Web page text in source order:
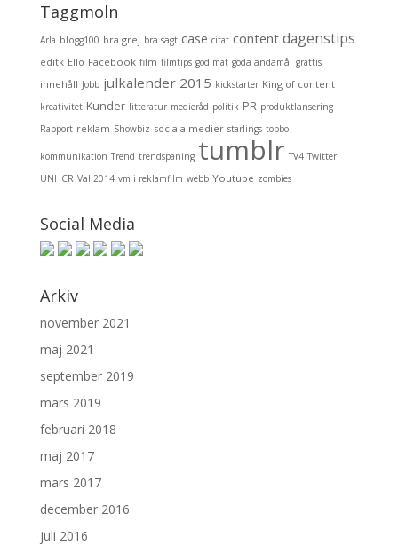
Taggmoln
Arla blogg100 bra grej bra sagt case citat content dagenstips
editk Ello Facebook film filmtips god mat goda ändamål grattis
innehåll Jobb julkalender 2015 kickstarter King of content
kreativitet Kunder litteratur medieråd politik PR produktlansering
Rapport reklam Showbiz sociala medier starlings tobbo
kommunikation Trend trendspaning tumblr TV4 Twitter
UNHCR Val 2014 vm i reklamfilm webb Youtube zombies
Social Media
Arkiv
november 2021
maj 2021
september 2019
mars 2019
februari 2018
maj 2017
mars 2017
december 2016
juli 2016